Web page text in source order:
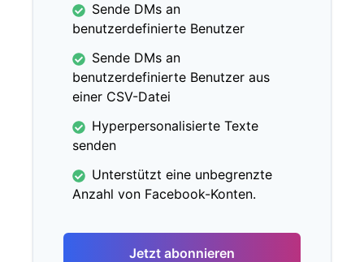
Sende DMs an
benutzerdefinierte Benutzer
Sende DMs an
benutzerdefinierte Benutzer aus
einer CSV-Datei
Hyperpersonalisierte Texte
senden
Unterstützt eine unbegrenzte
Anzahl von Facebook-Konten.
Jetzt abonnieren